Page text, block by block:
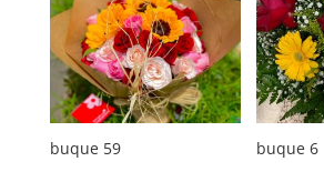
buque 59 buque 6